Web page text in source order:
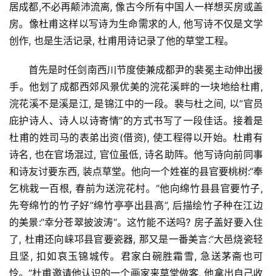
居成都,不必再颠沛流离, 像古今所有中国人一样想买房或盖
房。像杜甫这样以写诗为生命需求的人, 他写诗不仅是文学
创作, 也是生活记录, 杜甫用诗记录了他的草堂工程。
首先是时任剑南西川节度使兼成都尹的裴冕主动伸出援
手。他划了成都西郊风景优美的浣花溪畔的一块地给杜甫,
浣花溪不是溪是江, 是锦江中的一段。裴与杜之间, 以“官员
庇护诗人、诗人以诗寄情”的方式书写了一段佳话。接着是
杜甫的姓司马的表弟出资(借资), 使工程得以开始。杜甫有
诗名, 也在官场混过, 官位虽低, 诗名助阵。他写诗向前同事
和诗友讨要东西, 装点草堂。他向一个姓崔的县官要桃树:“奉
乞桃栽一百根, 春前为送浣花村。”他向绵竹县县官要竹子,
先夸绵竹的竹子好“绵竹亭亭出县高”, 后描绘竹子种在江边
的美景:“幸分苍翠披波涛”。这竹能不送吗? 房子盖好要入住
了, 杜甫还向崃邛县官要瓷器, 那又是一番美言:“大邑烧瓷轻
且坚, 扣如哀玉锦城传。君家白碗胜霜雪, 急送茅斋也可
怜。”杜甫邀请他认识的一个画家来草堂做客, 他拿出自己收